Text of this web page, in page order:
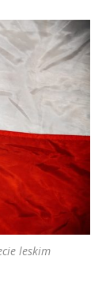
leskim